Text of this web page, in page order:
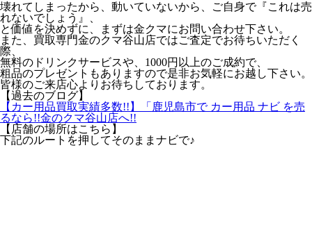
壊れてしまったから、動いていないから、ご自身で『これは売
れないでしょう』、
と価値を決めずに、まずは金クマにお問い合わせ下さい。
また、買取専門金のクマ谷山店ではご査定でお待ちいただく
際、
無料のドリンクサービスや、1000円以上のご成約で、
粗品のプレゼントもありますので是非お気軽にお越し下さい。
皆様のご来店心よりお待ちしております。
【過去のブログ】
【カー用品買取実績多数!!】「鹿児島市で カー用品 ナビ を売
るなら!!金のクマ谷山店へ!!
【店舗の場所はこちら】
下記のルートを押してそのままナビで♪